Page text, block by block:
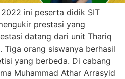
ini peserta didik SIT
prestasi yang
datang dari unit Thariq
Tiga orang siswanya berhasil
yang berbeda. Di cabang
Muhammad Athar Arrasyid